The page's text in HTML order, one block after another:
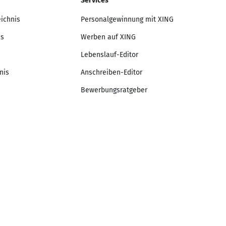
Personalgewinnung mit XING
Werben auf XING
Lebenslauf-Editor
Anschreiben-Editor
Bewerbungsratgeber